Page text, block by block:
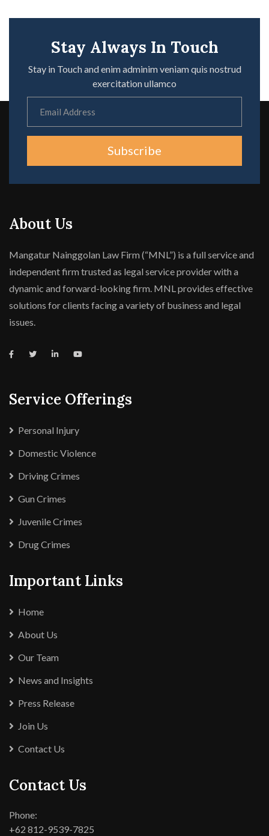
Stay Always In Touch
Stay in Touch and enim adminim veniam quis nostrud
exercitation ullamco
Subscribe
About Us
Mangatur Nainggolan Law Firm (“MNL”) is a full service and
independent firm trusted as legal service provider with a
dynamic and forward-looking firm. MNL provides effective
solutions for clients facing a variety of business and legal
issues.
Service Offerings
Personal Injury
Domestic Violence
Driving Crimes
Gun Crimes
Juvenile Crimes
Drug Crimes
Important Links
Home
About Us
Our Team
News and Insights
Press Release
Join Us
Contact Us
Contact Us
Phone:
+62 812-9539-7825